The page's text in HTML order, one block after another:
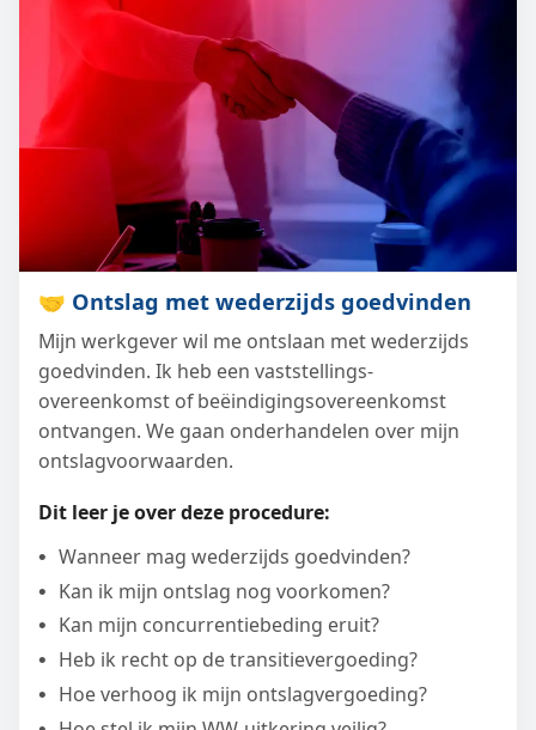
🤝 Ontslag met wederzijds goedvinden
Mijn werkgever wil me ontslaan met wederzijds
goedvinden. Ik heb een vaststellings­
overeenkomst of beëindigingsovereenkomst
ontvangen. We gaan onderhandelen over mijn
ontslagvoorwaarden.
Dit leer je over deze procedure:
Wanneer mag wederzijds goedvinden?
Kan ik mijn ontslag nog voorkomen?
Kan mijn concurrentiebeding eruit?
Heb ik recht op de transitievergoeding?
Hoe verhoog ik mijn ontslagvergoeding?